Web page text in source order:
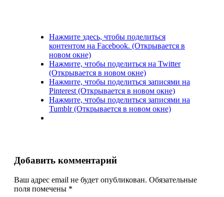
Нажмите здесь, чтобы поделиться
контентом на Facebook. (Открывается в
новом окне)
Нажмите, чтобы поделиться на Twitter
(Открывается в новом окне)
Нажмите, чтобы поделиться записями на
Pinterest (Открывается в новом окне)
Нажмите, чтобы поделиться записями на
Tumblr (Открывается в новом окне)
Добавить комментарий
Ваш адрес email не будет опубликован. Обязательные
поля помечены *